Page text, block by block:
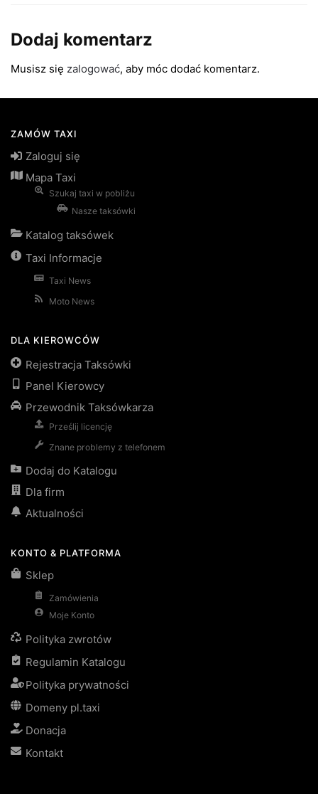
Dodaj komentarz
Musisz się zalogować, aby móc dodać komentarz.
ZAMÓW TAXI
Zaloguj się
Mapa Taxi
Szukaj taxi w pobliżu
Nasze taksówki
Katalog taksówek
Taxi Informacje
Taxi News
Moto News
DLA KIEROWCÓW
Rejestracja Taksówki
Panel Kierowcy
Przewodnik Taksówkarza
Prześlij licencję
Znane problemy z telefonem
Dodaj do Katalogu
Dla firm
Aktualności
KONTO & PLATFORMA
Sklep
Zamówienia
Moje Konto
Polityka zwrotów
Regulamin Katalogu
Polityka prywatności
Domeny pl.taxi
Donacja
Kontakt